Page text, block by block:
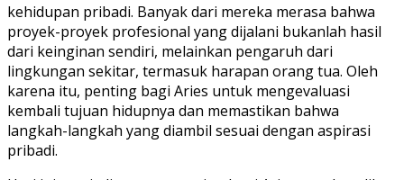
kehidupan pribadi. Banyak dari mereka merasa bahwa
proyek-proyek profesional yang dijalani bukanlah hasil
dari keinginan sendiri, melainkan pengaruh dari
lingkungan sekitar, termasuk harapan orang tua. Oleh
karena itu, penting bagi Aries untuk mengevaluasi
kembali tujuan hidupnya dan memastikan bahwa
langkah-langkah yang diambil sesuai dengan aspirasi
pribadi.